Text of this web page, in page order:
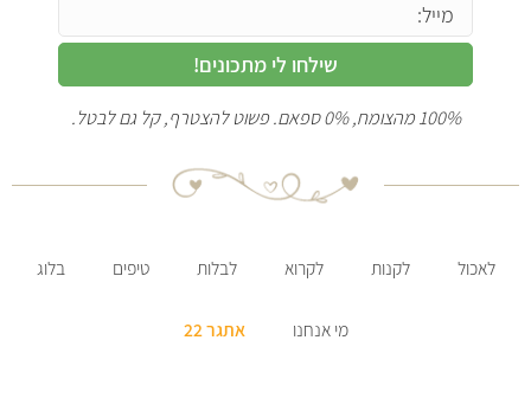
שילחו לי מתכונים!
100% מהצומח, 0% ספאם. פשוט להצטרף, קל גם לבטל.
לאכול לקנות לקרוא לבלות טיפים בלוג
מי אנחנו אתגר 22